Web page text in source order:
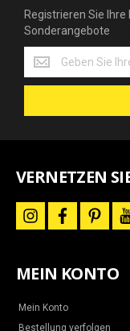
Registrieren Sie
Sonderangebote
Registrieren
Sie
Ihre
Mail-
und
VERNETZEN
i
n
a
g
a
m
f
a
b
o
p
i
e
r
MEIN KONTO
Mein Konto
Bestellung verfolgen